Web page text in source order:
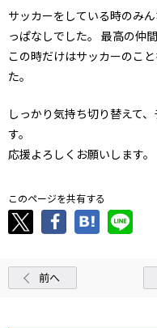
サッカーをしている時のみ
っぱなしでした。 最高の仲間
この時だけはサッカーのこ
た。
しっかり気持ち切り替えて
す。
応援よろしくお願いします。
このページを共有する
前へ